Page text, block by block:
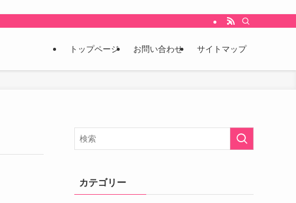
ドをいち早くキャッチし、未来を先取りするための情報発信ブログです。 こんな
トップページ お問い合わせ サイトマップ
カテゴリー